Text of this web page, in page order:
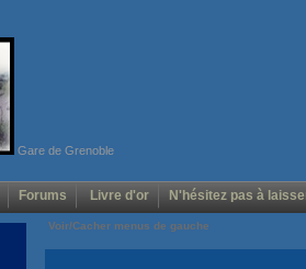
Gare de Grenoble
Forums Livre d'or N'hésitez pas à
Voir/Cacher menus de gauche